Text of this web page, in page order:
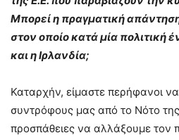
Μπορεί η πραγματική
στον οποίο κατά μία πολιτική
και η Ιρλανδία;
Καταρχήν, είμαστε περήφανοι
συντρόφους μας από το Νότο
προσπάθειες να αλλάξουμε τον